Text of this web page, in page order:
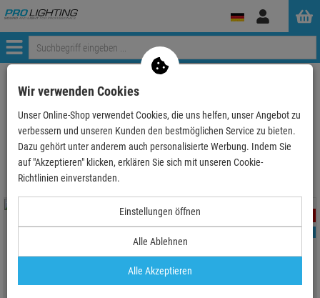
Anmelden
Menü
ProLighting Lichttechnik
Spielgelkugeln
Eurolite Spiegelkugel 50cm
- 17 %
EUROLITE Spiegelkugel 50cm
Wir verwenden Cookies
Unser Online-Shop verwendet Cookies, die uns helfen, unser Angebot zu
verbessern und unseren Kunden den bestmöglichen Service zu bieten.
Dazu gehört unter anderem auch personalisierte Werbung. Indem Sie
auf "Akzeptieren" klicken, erklären Sie sich mit unseren Cookie-
Richtlinien einverstanden.
Einstellungen öffnen
Alle Ablehnen
Alle Akzeptieren